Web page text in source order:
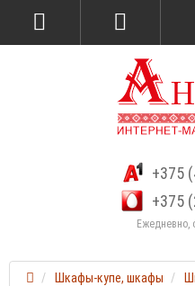
+375
+375
Ежедневно,
Шкафы-купе, шкафы